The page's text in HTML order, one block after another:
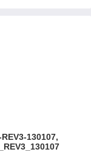
130107,